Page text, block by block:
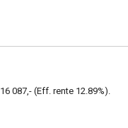
16 087,- (Eff. rente 12.89%).